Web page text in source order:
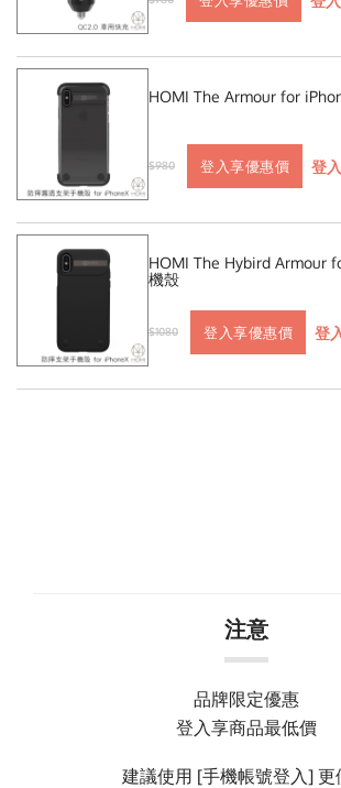
$980 登入享優惠價 登
HOMI The Hybird Armour
機殼
$1080 登入享優惠價 登
注意
品牌限定優惠
登入享商品最低價
建議使用 [手機帳號登入] 更